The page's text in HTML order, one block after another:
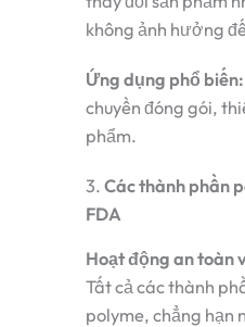
không ảnh hưởng
Ứng dụng phổ biến:
chuyền đóng gói,
phẩm.
3. Các thành phần
FDA
Hoạt động an toàn
Tất cả các thành
polyme, chẳng hạn